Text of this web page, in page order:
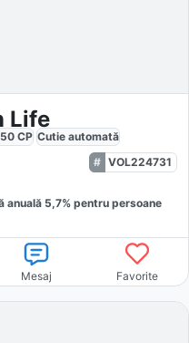
Life
CP Cutie automată
VOL224731
anuală 5,7% pentru persoane
Mesaj Favorite